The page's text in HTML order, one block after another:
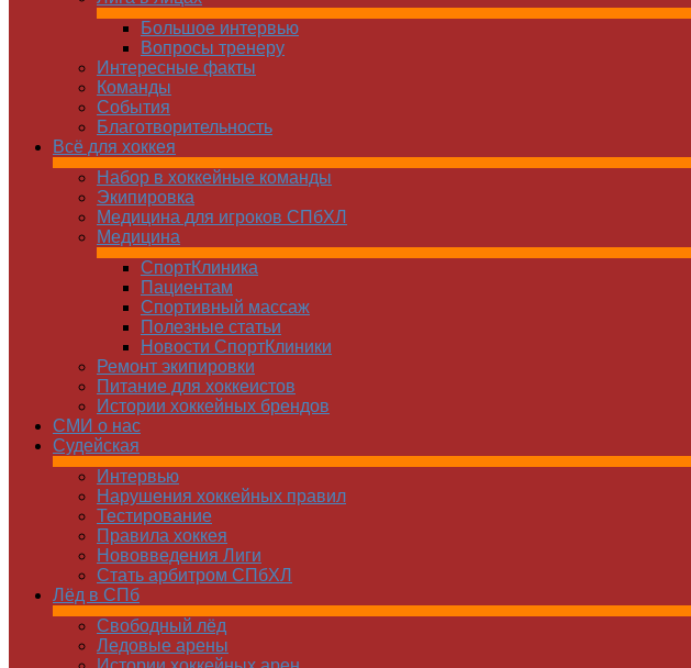
Большое интервью
Вопросы тренеру
Интересные факты
Команды
Cобытия
Благотворительность
Всё для хоккея
Набор в хоккейные команды
Экипировка
Медицина для игроков СПбХЛ
Медицина
СпортКлиника
Пациентам
Спортивный массаж
Полезные статьи
Новости СпортКлиники
Ремонт экипировки
Питание для хоккеистов
Истории хоккейных брендов
СМИ о нас
Судейская
Интервью
Нарушения хоккейных правил
Тестирование
Правила хоккея
Нововведения Лиги
Стать арбитром СПбХЛ
Лёд в СПб
Свободный лёд
Ледовые арены